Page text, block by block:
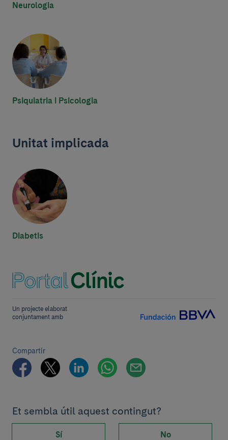
Neurologia
Psiquiatria i Psicologia
Unitat implicada
Diabetis
Un projecte elaborat
conjuntament amb
Compartir
Et sembla útil aquest contingut?
Sí No